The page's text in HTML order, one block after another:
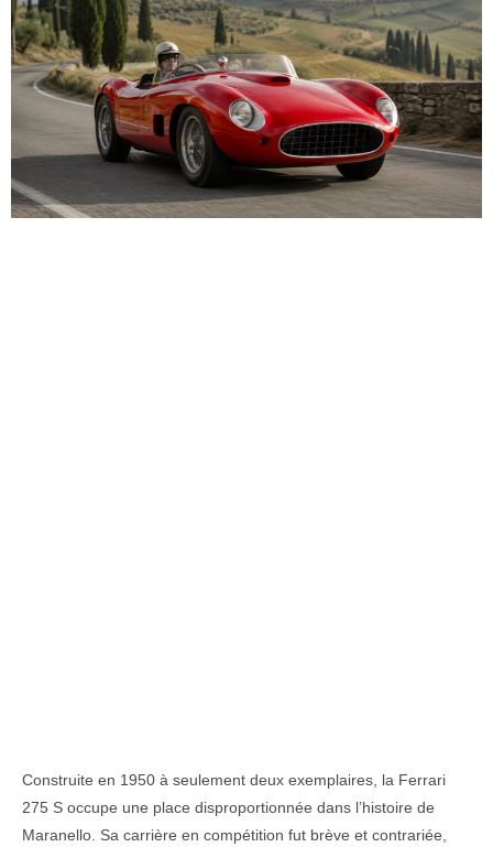
Construite en 1950 à seulement deux exemplaires, la Ferrari
275 S occupe une place disproportionnée dans l’histoire de
Maranello. Sa carrière en compétition fut brève et contrariée,